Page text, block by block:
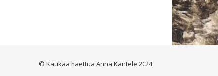
© Kaukaa haettua Anna Kantele 2024